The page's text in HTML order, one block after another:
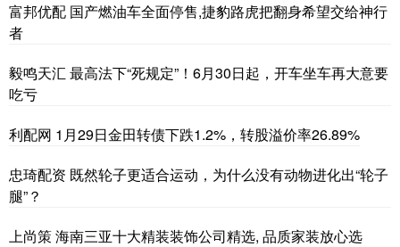
富邦优配 国产燃油车全面停售,捷豹路虎把翻身希望交给神行
者
毅鸣天汇 最高法下“死规定”！6月30日起，开车坐车再大意要
吃亏
利配网 1月29日金田转债下跌1.2%，转股溢价率26.89%
忠琦配资 既然轮子更适合运动，为什么没有动物进化出“轮子
腿”？
上尚策 海南三亚十大精装装饰公司精选, 品质家装放心选